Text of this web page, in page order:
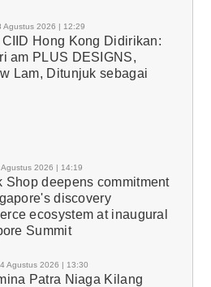
Agustus 2026 | 12:29
CIID Hong Kong Didirikan:
am PLUS DESIGNS,
Lam, Ditunjuk sebagai
Agustus 2026 | 14:19
Shop deepens commitment
discovery
ecosystem at inaugural
Summit
Agustus 2026 | 13:30
Patra Niaga Kilang